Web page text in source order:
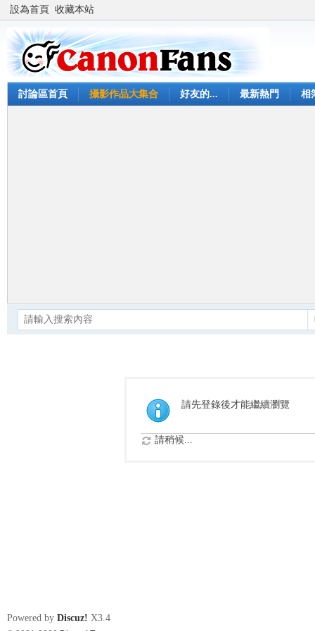
設為首頁 收藏本站
討論區首頁 攝影作品大集合 好友的... 最新熱門 相
請先登錄後才能繼續瀏覽
請稍候...
Powered by Discuz! X3.4